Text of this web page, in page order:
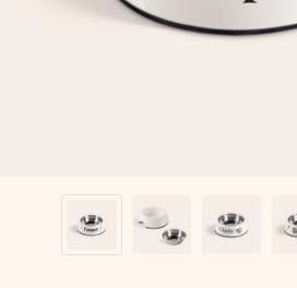
jménem, vaší fotografií nebo
zahřeje u srdce. Žádné zbytečné